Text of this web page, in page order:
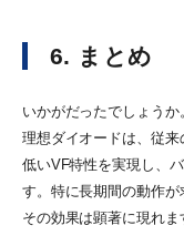
6. まとめ
いかがだったでしょうか。
理想ダイオードは、従
低いVF特性を実現し、
す。特に長期間の動作が
その効果は顕著に現れま